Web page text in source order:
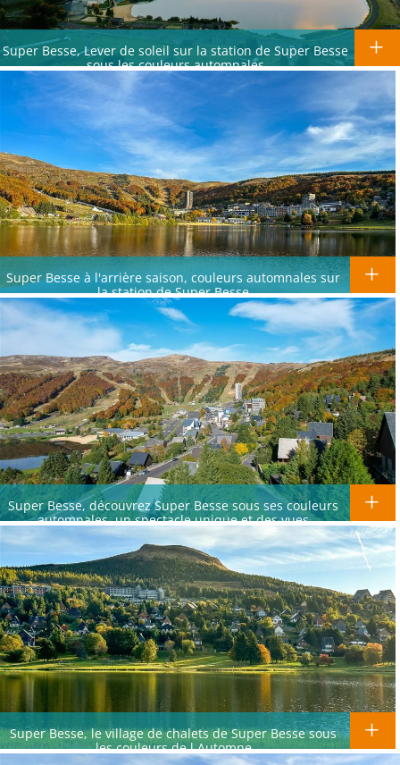
Super Besse, Lever de soleil sur la station de Super Besse
sous les couleurs automnales
Super Besse à l'arrière saison, couleurs automnales sur
la station de Super Besse
Super Besse, découvrez Super Besse sous ses couleurs
automnales, un spectacle unique et des vues
époustouflantes
Super Besse, le village de chalets de Super Besse sous
les couleurs de l,Automne